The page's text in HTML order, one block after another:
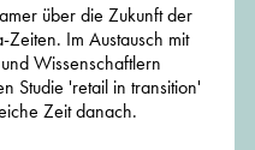
über die Zukunft der
Im Austausch mit
Wissenschaftlern
Studie 'retail in transition'
Zeit danach.